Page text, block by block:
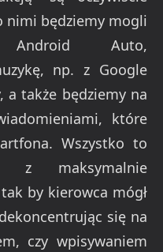
nimi będziemy mogli
Android Auto,
np. z Google
a także będziemy na
które
Wszystko to
z maksymalnie
by kierowca mógł
się na
czy wpisywaniem